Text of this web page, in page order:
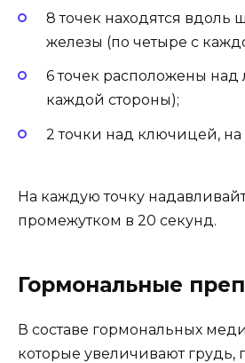
8 точек находятся вдоль
железы (по четыре с
6 точек расположены над
каждой стороны);
2 точки над ключицей, на
На каждую точку
промежутком в 20 секунд.
Гормональные
В составе гормональных
которые увеличивают грудь,